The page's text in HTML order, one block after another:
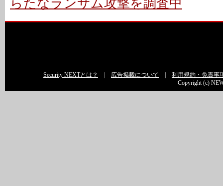
らたなランサム攻撃を調査中
Security NEXTとは？ 広告掲載について
利用規約・免責事
Copyright (c)